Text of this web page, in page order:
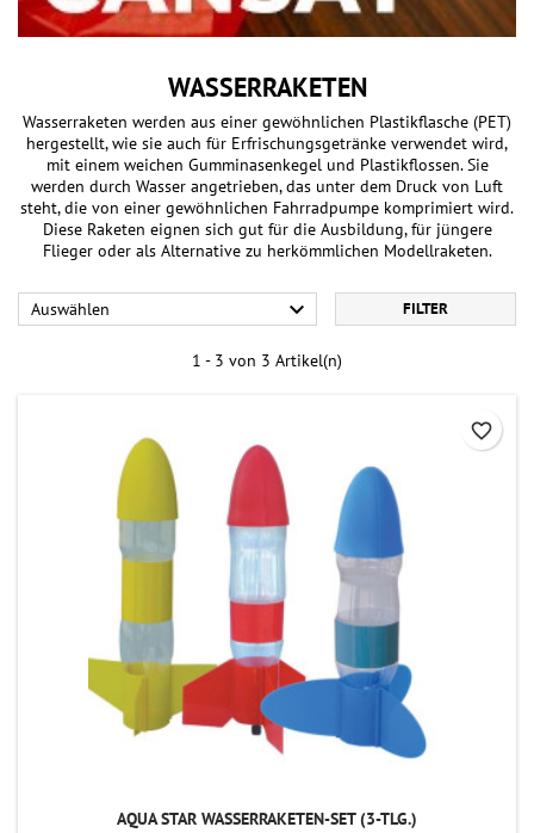
WASSERRAKETEN
Wasserraketen werden aus einer gewöhnlichen Plastikflasche (PET)
hergestellt, wie sie auch für Erfrischungsgetränke verwendet wird,
mit einem weichen Gumminasenkegel und Plastikflossen. Sie
werden durch Wasser angetrieben, das unter dem Druck von Luft
steht, die von einer gewöhnlichen Fahrradpumpe komprimiert wird.
Diese Raketen eignen sich gut für die Ausbildung, für jüngere
Flieger oder als Alternative zu herkömmlichen Modellraketen.
Auswählen  FILTER
1 - 3 von 3 Artikel(n)
AQUA STAR WASSERRAKETEN-SET (3-TLG.)
favorite_border